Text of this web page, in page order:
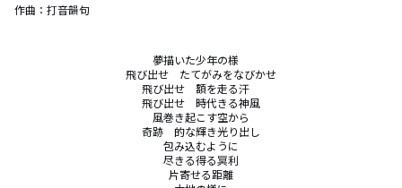
作曲： 打音韻句
夢描いた少年の様
飛び出せ　たてがみをなびかせ
飛び出せ　額を走る汗
飛び出せ　時代きる神風
風巻き起こす空から
奇跡　的な輝き光り出し
包み込むように
尽きる得る冥利
片寄せる距離